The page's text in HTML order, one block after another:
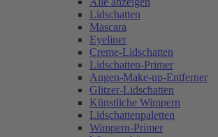
Lidschatten
Mascara
Eyeliner
Creme-Lidschatten
Lidschatten-Primer
Augen-Make-up-Entferner
Glitzer-Lidschatten
Künstliche Wimpern
Lidschattenpaletten
Wimpern-Primer